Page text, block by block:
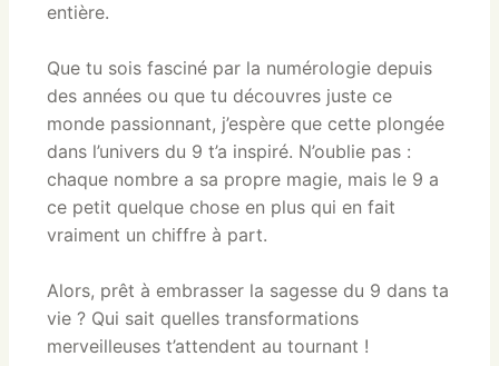
entière.
Que tu sois fasciné par la numérologie depuis
des années ou que tu découvres juste ce
monde passionnant, j’espère que cette plongée
dans l’univers du 9 t’a inspiré. N’oublie pas :
chaque nombre a sa propre magie, mais le 9 a
ce petit quelque chose en plus qui en fait
vraiment un chiffre à part.
Alors, prêt à embrasser la sagesse du 9 dans ta
vie ? Qui sait quelles transformations
merveilleuses t’attendent au tournant !